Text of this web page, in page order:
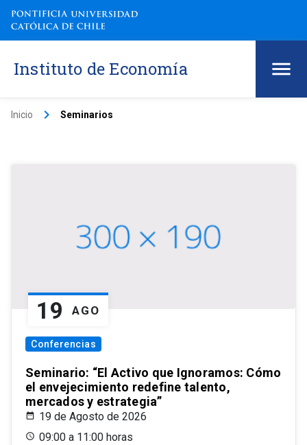
Instituto de Economía
Inicio keyboard_arrow_right Seminarios
19 AGO
Conferencias
Seminario: “El Activo que Ignoramos: Cómo
el envejecimiento redefine talento,
mercados y estrategia”
19 de Agosto de 2026
09:00 a 11:00 horas